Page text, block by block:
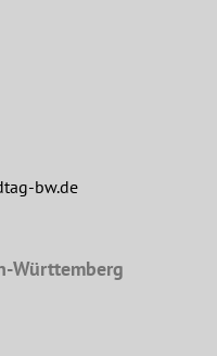
bw.de
Württemberg